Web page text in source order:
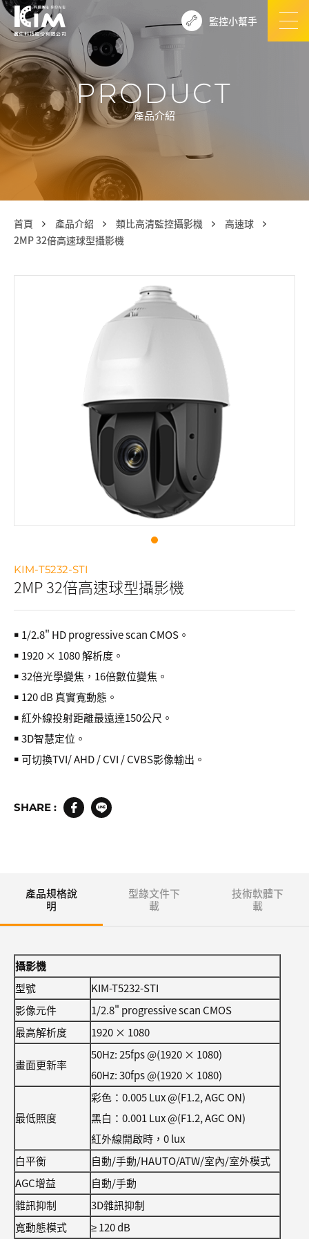
監控小幫手
PRODUCT
產品介紹
首頁 產品介紹 類比高清監控攝影機
高速球
2MP 32倍高速球型攝影機
KIM-T5232-STI
2MP 32倍高速球型攝影機
￭ 1/2.8" HD progressive scan CMOS。
￭ 1920 × 1080 解析度。
￭ 32倍光學變焦，16倍數位變焦。
￭ 120 dB 真實寬動態。
￭ 紅外線投射距離最遠達150公尺。
￭ 3D智慧定位。
￭ 可切換TVI/ AHD / CVI / CVBS影像輸出。
SHARE :
產品規格說
明
型錄文件下
載
技術軟體下
載
攝影機
型號
KIM-T5232-STI
影像元件
1/2.8" progressive scan CMOS
最高解析度
1920 × 1080
畫面更新率
50Hz: 25fps @(1920 × 1080)
60Hz: 30fps @(1920 × 1080)
最低照度
彩色：0.005 Lux @(F1.2, AGC ON)
黑白：0.001 Lux @(F1.2, AGC ON)
紅外線開啟時，0 lux
白平衡
自動/手動/HAUTO/ATW/室內/室外模式
AGC增益
自動/手動
雜訊抑制
3D雜訊抑制
寬動態模式
≥ 120 dB